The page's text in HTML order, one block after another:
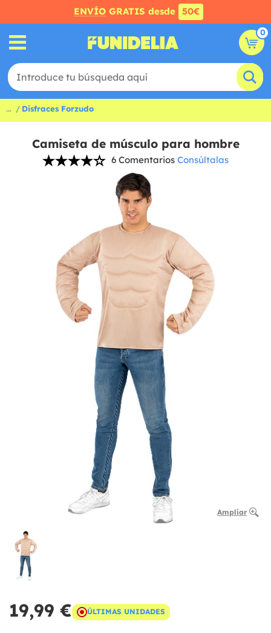
ENVÍO GRATIS desde 50€
0
... Disfraces Forzudo
Camiseta de músculo para hombre
6 Comentarios Consúltalas
Ampliar
19,99 € ÚLTIMAS UNIDADES